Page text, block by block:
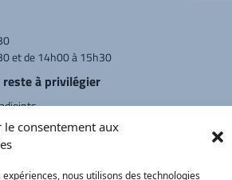
le consentement aux
nous utilisons des technologies
et de 14h00 à 15h30
à privilégier
PanneauPocket Recherche